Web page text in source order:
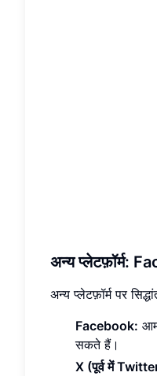
अन्य प्लेटफ़ॉर्म:
अन्य प्लेटफ़ॉर्म पर
Facebook:
सकते हैं।
X (पूर्व में